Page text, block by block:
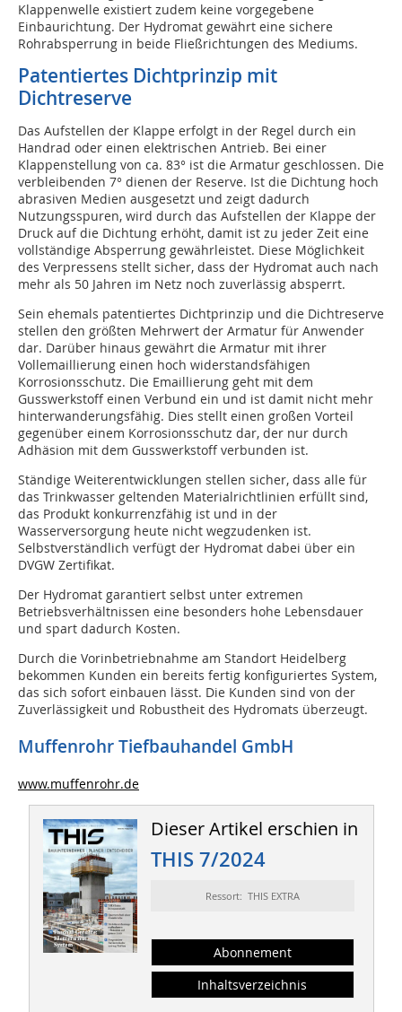
Klappenwelle existiert zudem keine vorgegebene
Einbaurichtung. Der Hydromat gewährt eine sichere
Rohrabsperrung in beide Fließrichtungen des Mediums.
Patentiertes Dichtprinzip mit
Dichtreserve
Das Aufstellen der Klappe erfolgt in der Regel durch ein
Handrad oder einen elektrischen Antrieb. Bei einer
Klappenstellung von ca. 83° ist die Armatur geschlossen. Die
verbleibenden 7° dienen der Reserve. Ist die Dichtung hoch
abrasiven Medien ausgesetzt und zeigt dadurch
Nutzungsspuren, wird durch das Aufstellen der Klappe der
Druck auf die Dichtung erhöht, damit ist zu jeder Zeit eine
vollständige Absperrung gewährleistet. Diese Möglichkeit
des Verpressens stellt sicher, dass der Hydromat auch nach
mehr als 50 Jahren im Netz noch zuverlässig absperrt.
Sein ehemals patentiertes Dichtprinzip und die Dichtreserve
stellen den größten Mehrwert der Armatur für Anwender
dar. Darüber hinaus gewährt die Armatur mit ihrer
Vollemaillierung einen hoch widerstandsfähigen
Korrosionsschutz. Die Emaillierung geht mit dem
Gusswerkstoff einen Verbund ein und ist damit nicht mehr
hinterwanderungsfähig. Dies stellt einen großen Vorteil
gegenüber einem Korrosionsschutz dar, der nur durch
Adhäsion mit dem Gusswerkstoff verbunden ist.
Ständige Weiterentwicklungen stellen sicher, dass alle für
das Trinkwasser geltenden Materialrichtlinien erfüllt sind,
das Produkt konkurrenzfähig ist und in der
Wasserversorgung heute nicht wegzudenken ist.
Selbstverständlich verfügt der Hydromat dabei über ein
DVGW Zertifikat.
Der Hydromat garantiert selbst unter extremen
Betriebsverhältnissen eine besonders hohe Lebensdauer
und spart dadurch Kosten.
Durch die Vorinbetriebnahme am Standort Heidelberg
bekommen Kunden ein bereits fertig konfiguriertes System,
das sich sofort einbauen lässt. Die Kunden sind von der
Zuverlässigkeit und Robustheit des Hydromats überzeugt.
Muffenrohr Tiefbauhandel GmbH
www.muffenrohr.de
Dieser Artikel erschien in
THIS 7/2024
Ressort: THIS EXTRA
Abonnement
Inhaltsverzeichnis